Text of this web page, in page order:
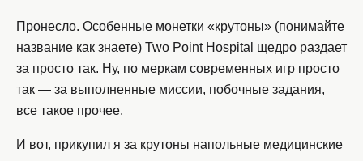
Пронесло. Особенные монетки «крутоны» (понимайте
название как знаете) Two Point Hospital щедро раздает
за просто так. Ну, по меркам современных игр просто
так — за выполненные миссии, побочные задания,
все такое прочее.
И вот, прикупил я за крутоны напольные медицинские